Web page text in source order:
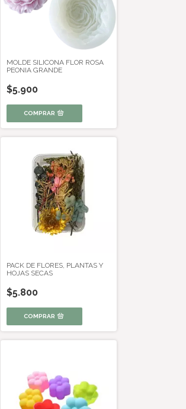
MOLDE SILICONA FLOR ROSA
PEONIA GRANDE
$5.900
PACK DE FLORES, PLANTAS Y
HOJAS SECAS
$5.800